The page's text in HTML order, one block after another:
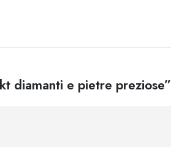
diamanti e pietre preziose”